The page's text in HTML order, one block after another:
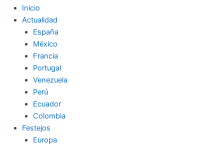
Inicio
Actualidad
España
México
Francia
Portugal
Venezuela
Perú
Ecuador
Colombia
Festejos
Europa